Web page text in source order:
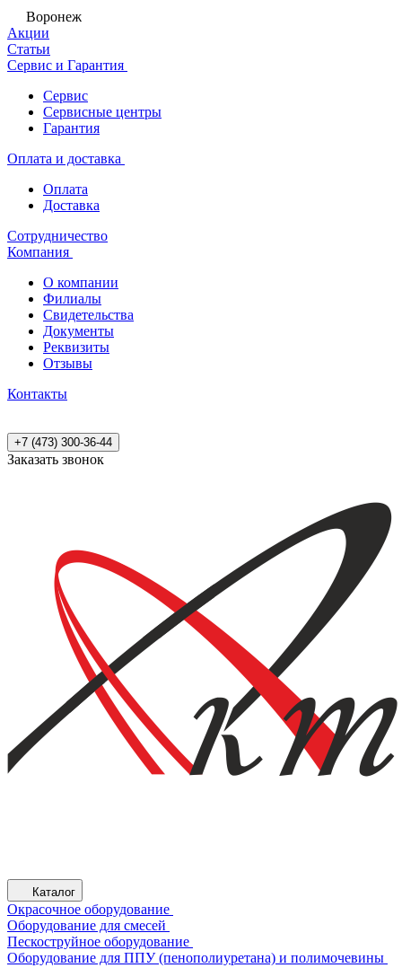
Воронеж
Акции
Статьи
Сервис и Гарантия
Сервис
Сервисные центры
Гарантия
Оплата и доставка
Оплата
Доставка
Сотрудничество
Компания
О компании
Филиалы
Свидетельства
Документы
Реквизиты
Отзывы
Контакты
+7 (473) 300-36-44
Заказать звонок
Каталог
Окрасочное оборудование
Оборудование для смесей
Пескоструйное оборудование
Оборудование для ППУ (пенополиуретана) и полимочевины